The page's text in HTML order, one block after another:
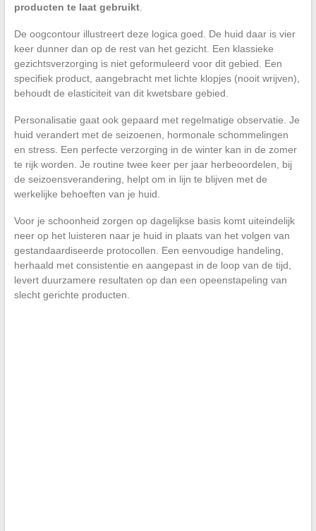
producten te laat gebruikt.
De oogcontour illustreert deze logica goed. De huid daar is vier
keer dunner dan op de rest van het gezicht. Een klassieke
gezichtsverzorging is niet geformuleerd voor dit gebied. Een
specifiek product, aangebracht met lichte klopjes (nooit wrijven),
behoudt de elasticiteit van dit kwetsbare gebied.
Personalisatie gaat ook gepaard met regelmatige observatie. Je
huid verandert met de seizoenen, hormonale schommelingen
en stress. Een perfecte verzorging in de winter kan in de zomer
te rijk worden. Je routine twee keer per jaar herbeoordelen, bij
de seizoensverandering, helpt om in lijn te blijven met de
werkelijke behoeften van je huid.
Voor je schoonheid zorgen op dagelijkse basis komt uiteindelijk
neer op het luisteren naar je huid in plaats van het volgen van
gestandaardiseerde protocollen. Een eenvoudige handeling,
herhaald met consistentie en aangepast in de loop van de tijd,
levert duurzamere resultaten op dan een opeenstapeling van
slecht gerichte producten.